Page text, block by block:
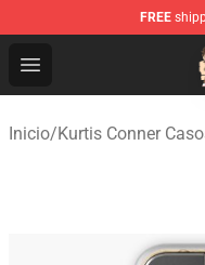
FREE
Open menu
Kurtis Conner
Inicio/Kurtis Conner